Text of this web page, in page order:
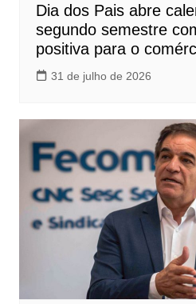
Dia dos Pais abre
segundo semestre
positiva para o
31 de julho de 2026